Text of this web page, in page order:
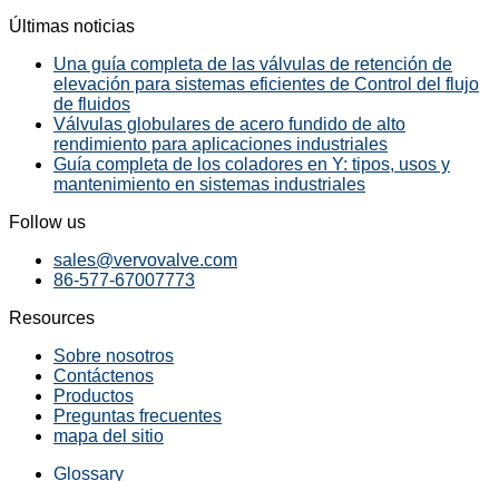
Últimas noticias
Una guía completa de las válvulas de retención de
elevación para sistemas eficientes de Control del flujo
de fluidos
Válvulas globulares de acero fundido de alto
rendimiento para aplicaciones industriales
Guía completa de los coladores en Y: tipos, usos y
mantenimiento en sistemas industriales
Follow us
sales@vervovalve.com
86-577-67007773
Resources
Sobre nosotros
Contáctenos
Productos
Preguntas frecuentes
mapa del sitio
Glossary